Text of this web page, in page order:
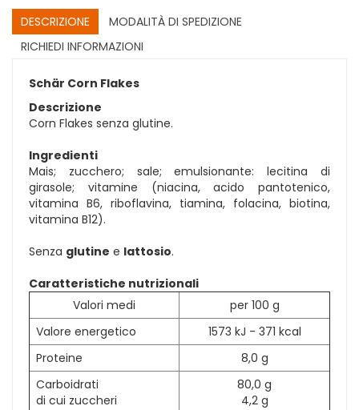
DESCRIZIONE
MODALITÀ DI SPEDIZIONE
RICHIEDI INFORMAZIONI
Schär Corn Flakes
Descrizione
Corn Flakes senza glutine.
Ingredienti
Mais; zucchero; sale; emulsionante: lecitina di
girasole; vitamine (niacina, acido pantotenico,
vitamina B6, riboflavina, tiamina, folacina, biotina,
vitamina B12).
Senza glutine e lattosio.
Caratteristiche nutrizionali
Valori medi
per 100 g
Valore energetico
1573 kJ - 371 kcal
Proteine
8,0 g
Carboidrati
di cui zuccheri
80,0 g
4,2 g